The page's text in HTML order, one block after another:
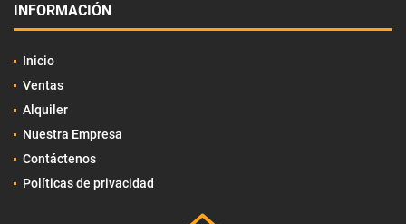
INFORMACIÓN
Inicio
Ventas
Alquiler
Nuestra Empresa
Contáctenos
Políticas de privacidad